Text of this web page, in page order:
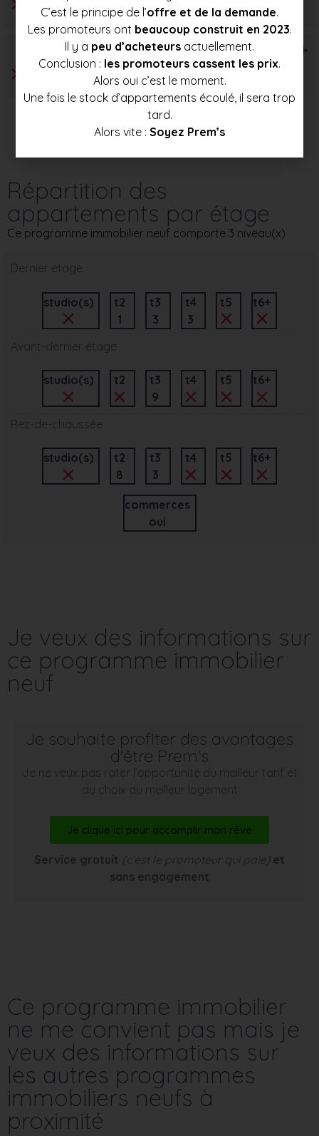
T6+
Répartition des
appartements par étage
Ce programme immobilier neuf comporte 3 niveau(x)
Dernier étage
studio(s)
t2
1
t3
3
t4
3
t5 t6+
Avant-dernier étage
studio(s) t2
t3
9
t4 t5 t6+
Rez-de-chaussée
studio(s)
t2
8
t3
3
t4 t5 t6+
commerces
oui
Je veux des informations sur
ce programme immobilier
neuf
Je souhaite profiter des avantages
d'être Prem's
Je ne veux pas rater l’opportunité du meilleur tarif et
du choix du meilleur logement
Je clique ici pour accomplir mon rêve
Service gratuit (c’est le promoteur qui paie) et
sans engagement
Ce programme immobilier
ne me convient pas mais je
veux des informations sur
les autres programmes
immobiliers neufs à
proximité
C’est le principe de l’offre et de la demande.
Les promoteurs ont beaucoup construit en 2023.
Il y a peu d’acheteurs actuellement.
Conclusion : les promoteurs cassent les prix.
Alors oui c’est le moment.
Une fois le stock d’appartements écoulé, il sera trop
tard.
Alors vite : Soyez Prem’s